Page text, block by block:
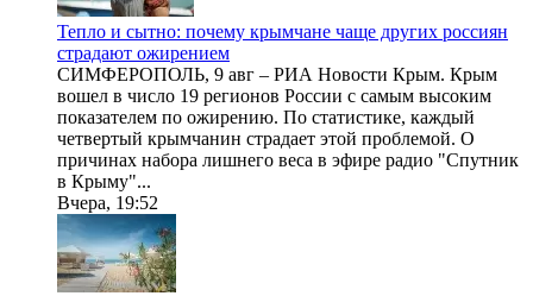
Тепло и сытно: почему крымчане чаще других россиян
страдают ожирением
СИМФЕРОПОЛЬ, 9 авг – РИА Новости Крым. Крым
вошел в число 19 регионов России с самым высоким
показателем по ожирению. По статистике, каждый
четвертый крымчанин страдает этой проблемой. О
причинах набора лишнего веса в эфире радио "Спутник
в Крыму"...
Вчера, 19:52